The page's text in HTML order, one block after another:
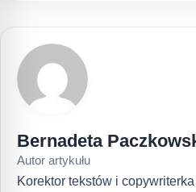
Bernadeta
Autor artykułu
Korektor tekstów i